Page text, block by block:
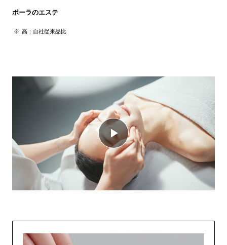
ポーラのエステ
高：自社従来品比
動
画
再